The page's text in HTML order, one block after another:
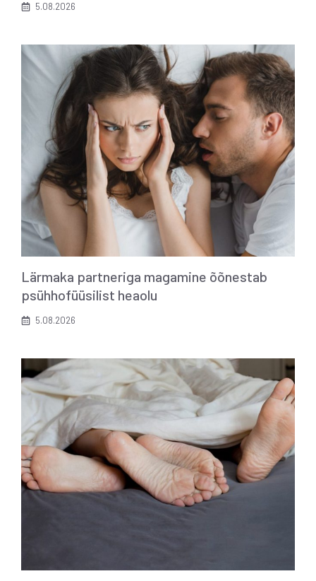
5.08.2026
Lärmaka partneriga magamine õõnestab
psühhofüüsilist heaolu
5.08.2026